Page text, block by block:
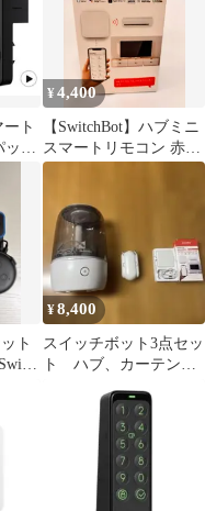
ート
ッド
¥4,400
【SwitchBot】ハブミニ
スマートリモコン 赤外
線リモコン対応
ト
¥8,400
スイッチボット3点セッ
ト ハブ、カーテン、